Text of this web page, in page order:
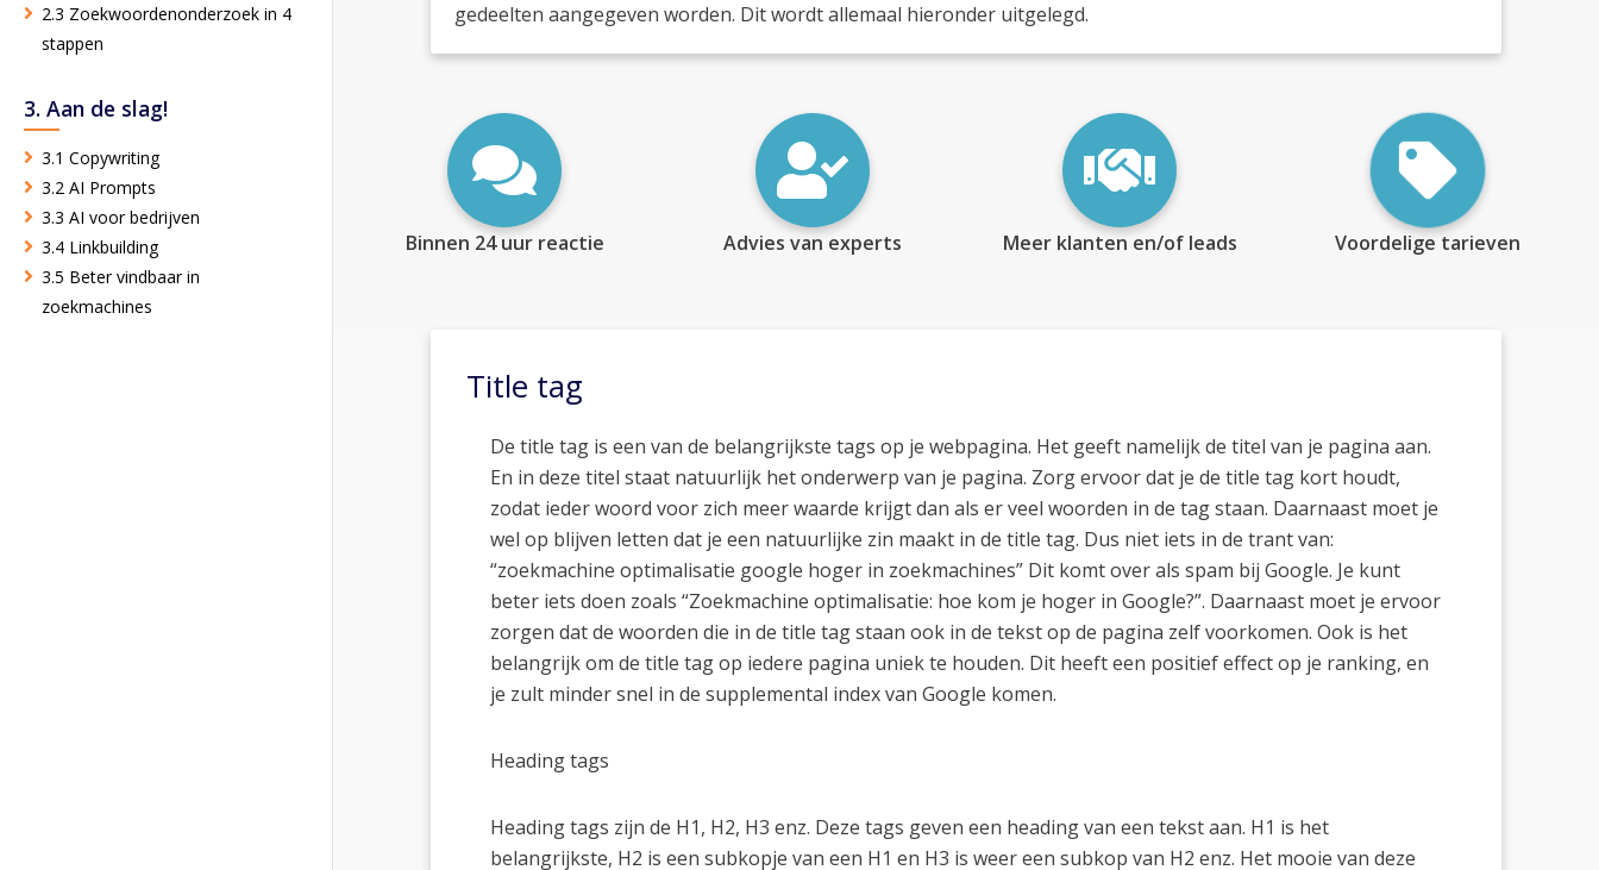
2.3 Zoekwoordenonderzoek in 4
stappen
3. Aan de slag!
3.1 Copywriting
3.2 AI Prompts
3.3 AI voor bedrijven
3.4 Linkbuilding
3.5 Beter vindbaar in
zoekmachines
gedeelten aangegeven worden. Dit wordt allemaal hieronder uitgelegd.
Binnen 24 uur reactie Advies van experts Meer klanten en/of leads Voordelige tarieven
Title tag
De title tag is een van de belangrijkste tags op je webpagina. Het geeft namelijk de titel van je pagina aan.
En in deze titel staat natuurlijk het onderwerp van je pagina. Zorg ervoor dat je de title tag kort houdt,
zodat ieder woord voor zich meer waarde krijgt dan als er veel woorden in de tag staan. Daarnaast moet je
wel op blijven letten dat je een natuurlijke zin maakt in de title tag. Dus niet iets in de trant van:
“zoekmachine optimalisatie google hoger in zoekmachines” Dit komt over als spam bij Google. Je kunt
beter iets doen zoals “Zoekmachine optimalisatie: hoe kom je hoger in Google?”. Daarnaast moet je ervoor
zorgen dat de woorden die in de title tag staan ook in de tekst op de pagina zelf voorkomen. Ook is het
belangrijk om de title tag op iedere pagina uniek te houden. Dit heeft een positief effect op je ranking, en
je zult minder snel in de supplemental index van Google komen.
Heading tags
Heading tags zijn de H1, H2, H3 enz. Deze tags geven een heading van een tekst aan. H1 is het
belangrijkste, H2 is een subkopje van een H1 en H3 is weer een subkop van H2 enz. Het mooie van deze